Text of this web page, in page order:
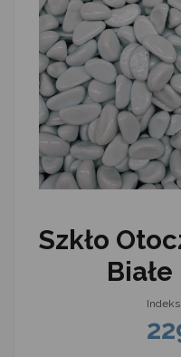
Szkło
Białe
Indeks